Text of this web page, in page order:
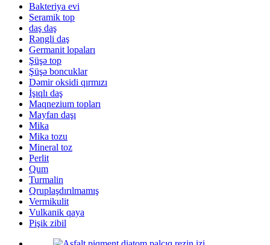
Bakteriya evi
Seramik top
daş daş
Rəngli daş
Germanit lopaları
Şüşə top
Şüşə boncuklar
Dəmir oksidi qırmızı
İşıqlı daş
Maqnezium topları
Mayfan daşı
Mika
Mika tozu
Mineral toz
Perlit
Qum
Turmalin
Qruplaşdırılmamış
Vermikulit
Vulkanik qaya
Pişik zibil